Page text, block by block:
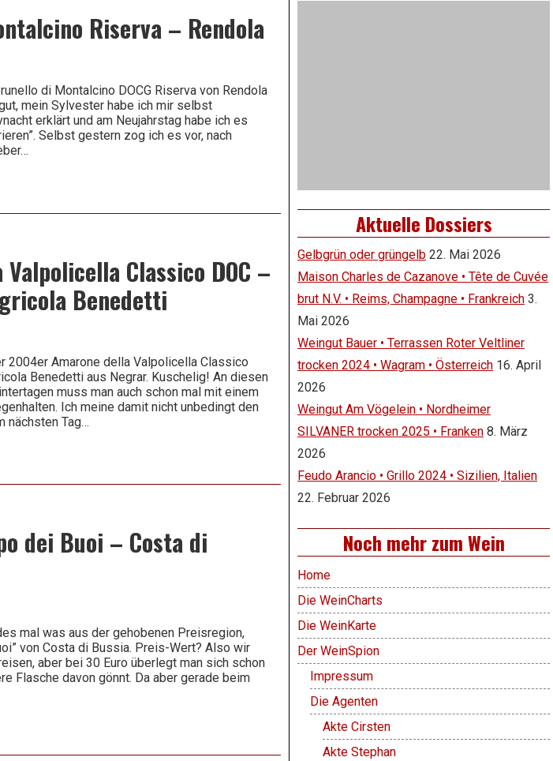
Riserva – Rendola
di Montalcino DOCG Riserva von Rendola
mein Sylvester habe ich mir selbst
erklärt und am Neujahrstag habe ich es
Selbst gestern zog ich es vor, nach
Classico DOC –
Benedetti
2004er Amarone della Valpolicella Classico
Benedetti aus Negrar. Kuschelig! An diesen
muss man auch schon mal mit einem
Ich meine damit nicht unbedingt den
nächsten Tag…
dei Buoi – Costa di
mal was aus der gehobenen Preisregion,
von Costa di Bussia. Preis-Wert? Also wir
aber bei 30 Euro überlegt man sich schon
Flasche davon gönnt. Da aber gerade beim
Aktuelle Dossiers
Gelbgrün oder grüngelb 22. Mai 2026
Maison Charles de Cazanove • Tête de Cuvée
brut N.V. • Reims, Champagne • Frankreich 3.
Mai 2026
Weingut Bauer • Terrassen Roter Veltliner
trocken 2024 • Wagram • Österreich 16. April
2026
Weingut Am Vögelein • Nordheimer
SILVANER trocken 2025 • Franken 8. März
2026
Feudo Arancio • Grillo 2024 • Sizilien, Italien
22. Februar 2026
Noch mehr zum Wein
Home
Die WeinCharts
Die WeinKarte
Der WeinSpion
Impressum
Die Agenten
Akte Cirsten
Akte Stephan